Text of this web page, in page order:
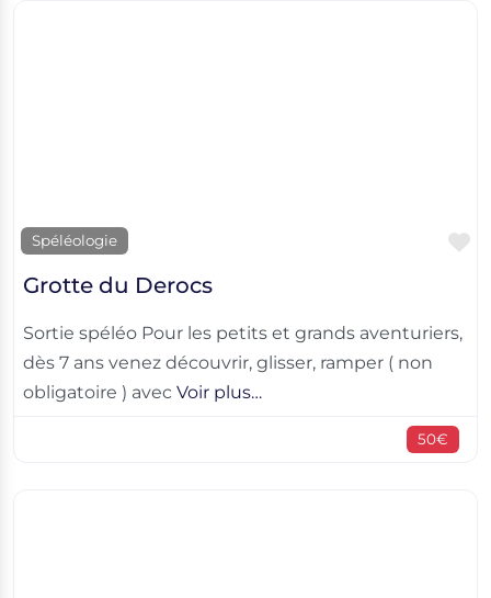
Spéléologie
Grotte du Derocs
Sortie spéléo Pour les petits et grands aventuriers,
dès 7 ans venez découvrir, glisser, ramper ( non
obligatoire ) avec Voir plus…
50€